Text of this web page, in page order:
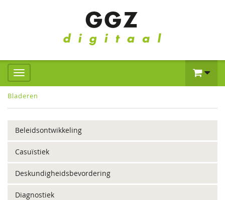
Bladeren
Beleidsontwikkeling
Casuïstiek
Deskundigheidsbevordering
Diagnostiek